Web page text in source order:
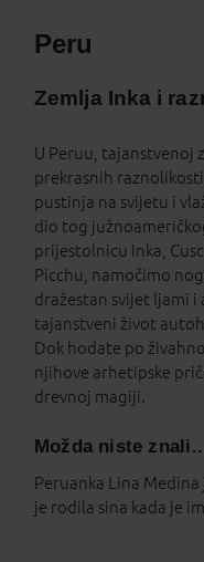
Peru
Zemlja Inka i
U Peruu, tajanstvenoj
prekrasnih
pustinja na svijetu i
dio tog
prijestolnicu Inka,
Picchu, namočimo
dražestan svijet ljami
tajanstveni život
Dok hodate po
njihove arhetipske
drevnoj magiji.
Možda niste
Peruanka Lina
je rodila sina kada je